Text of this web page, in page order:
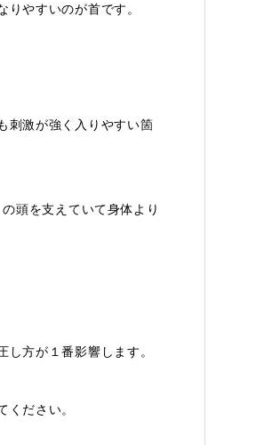
やすいのが首です。
刺激が強く入りやすい箇
頭を支えていて身体より
方が１番影響します。
ださい。